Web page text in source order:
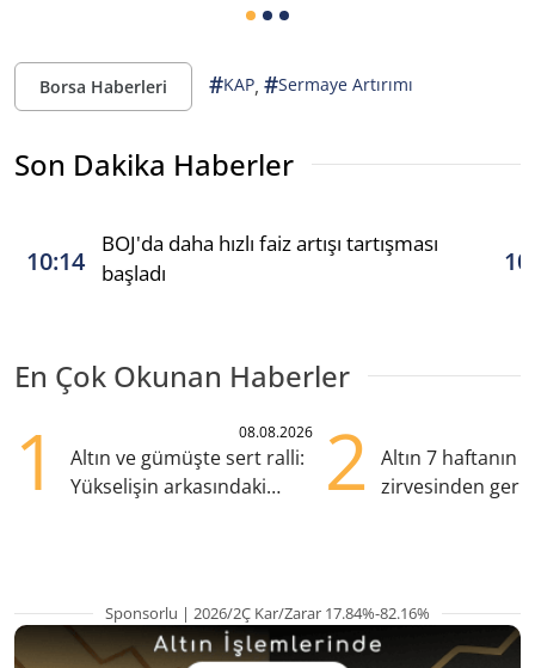
Borsa Haberleri #KAP, #Sermaye Artırımı
Son Dakika Haberler
10:14
BOJ'da daha hızlı faiz artışı tartışması
başladı
En Çok Okunan Haberler
1 08.08.2026
Altın ve gümüşte sert ralli:
Yükselişin arkasındaki
2
Altın 7 haftanın
zirvesinden
Sponsorlu | 2026/2Ç Kar/Zarar 17.84%-82.16%